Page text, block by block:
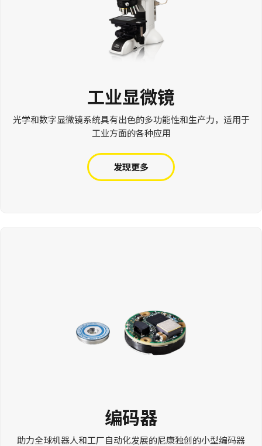
工业显微镜
光学和数字显微镜系统具有出色的多功能性和生产力，适用于
工业方面的各种应用
发现更多
编码器
助力全球机器人和工厂自动化发展的尼康独创的小型编码器